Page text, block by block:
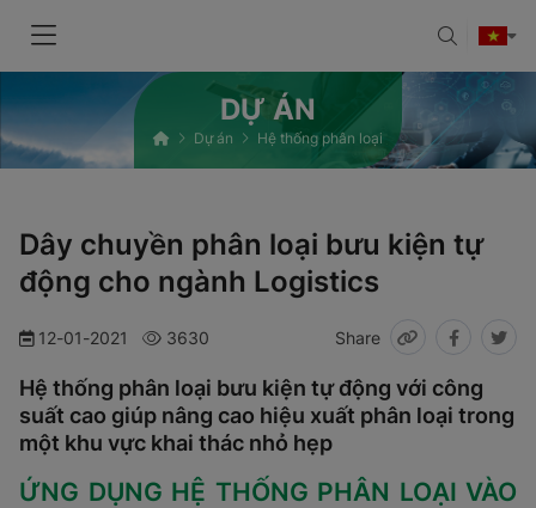
DỰ ÁN
Dự án Hệ thống phân loại
Dây chuyền phân loại bưu kiện tự
động cho ngành Logistics
12-01-2021 3630 Share
Hệ thống phân loại bưu kiện tự động với công
suất cao giúp nâng cao hiệu xuất phân loại trong
một khu vực khai thác nhỏ hẹp
ỨNG DỤNG HỆ THỐNG PHÂN LOẠI VÀO